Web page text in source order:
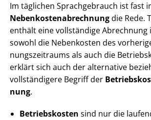
Im täglichen Sprachgebrauch ist fast
Ne­ben­kos­ten­ab­rech­nungdie Rede.
enthält eine vollständige Abrechnung
sowohl die Nebenkosten des
nungs­zeit­raums als auch die
erklärt sich auch der alternative
vollständigere Begriff der
nung.
Betriebskosten sind nur die